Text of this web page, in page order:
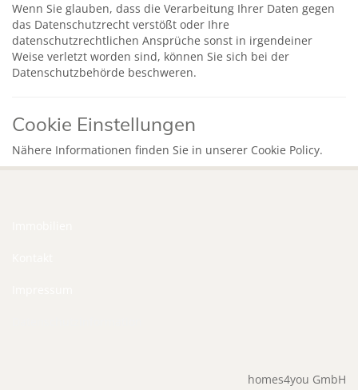
Wenn Sie glauben, dass die Verarbeitung Ihrer Daten gegen
das Datenschutzrecht verstößt oder Ihre
datenschutzrechtlichen Ansprüche sonst in irgendeiner
Weise verletzt worden sind, können Sie sich bei der
Datenschutzbehörde beschweren.
Cookie Einstellungen
Nähere Informationen finden Sie in unserer Cookie Policy.
homes4you GmbH